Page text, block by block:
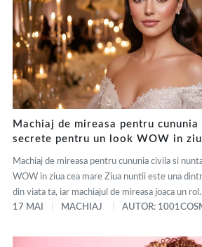
Machiaj de mireasa pentru
secrete pentru un look WOW in
Machiaj de mireasa pentru cununia civila si
WOW in ziua cea mare Ziua nuntii este una
din viata ta, iar machiajul de mireasa joaca un
17 MAI
MACHIAJ AUTOR: